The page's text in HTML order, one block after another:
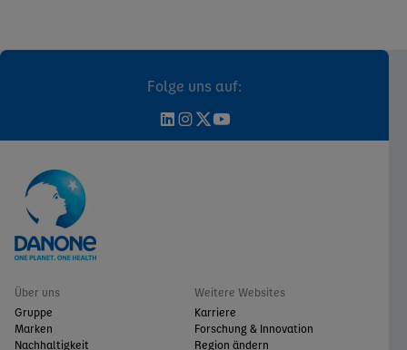
Folge uns auf:
Über uns
Gruppe
Marken
Nachhaltigkeit
Weitere Websites
Karriere
Forschung & Innovation
Region ändern